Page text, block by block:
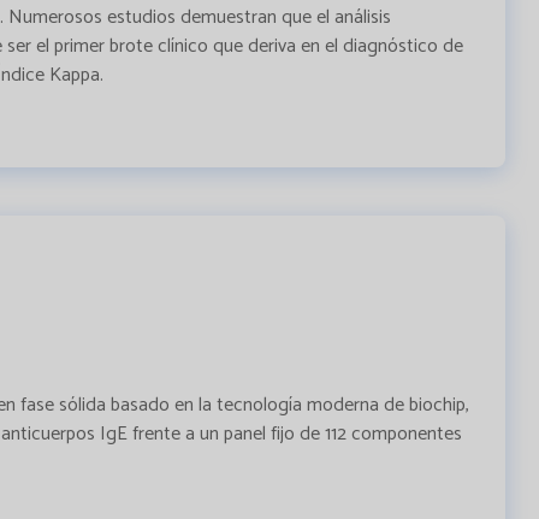
estudios demuestran que el análisis
el primer brote clínico que deriva en el diagnóstico de
Kappa.
fase sólida basado en la tecnología moderna de biochip,
IgE frente a un panel fijo de 112 componentes